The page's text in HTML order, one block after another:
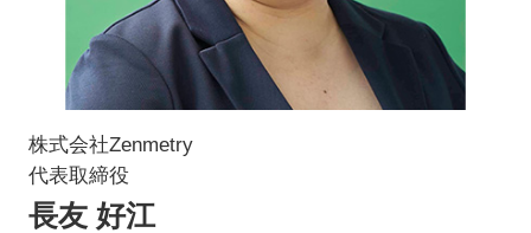
株式会社Zenmetry
代表取締役
長友 好江